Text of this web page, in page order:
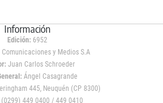
Información
Edición: 6952
Comunicaciones y Medios S.A
Juan Carlos Schroeder
Ángel Casagrande
445, Neuquén (CP 8300)
(0299) 449 0400 / 449 0410